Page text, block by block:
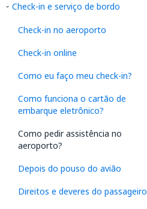
Check-in e serviço de bordo
Check-in no aeroporto
Check-in online
Como eu faço meu check-in?
Como funciona o cartão de
embarque eletrônico?
Como pedir assistência no
aeroporto?
Depois do pouso do avião
Direitos e deveres do passageiro